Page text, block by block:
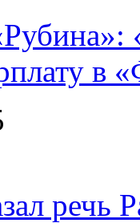
в
речь